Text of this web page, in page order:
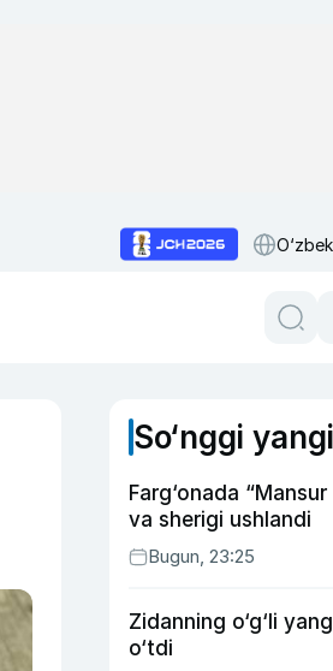
So‘nggi
Farg‘onada
va sherigi ushlandi
Bugun, 23:25
Zidanning o‘g‘li
o‘tdi